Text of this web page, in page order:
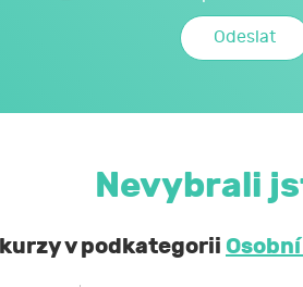
poskytnu při kariérovém
a citlivými údaji může JCMM
osobních údajů č. 2016/
a citlivé údaje neposkytne
a nadřízených orgánů.
Nevybrali
v podkategorii